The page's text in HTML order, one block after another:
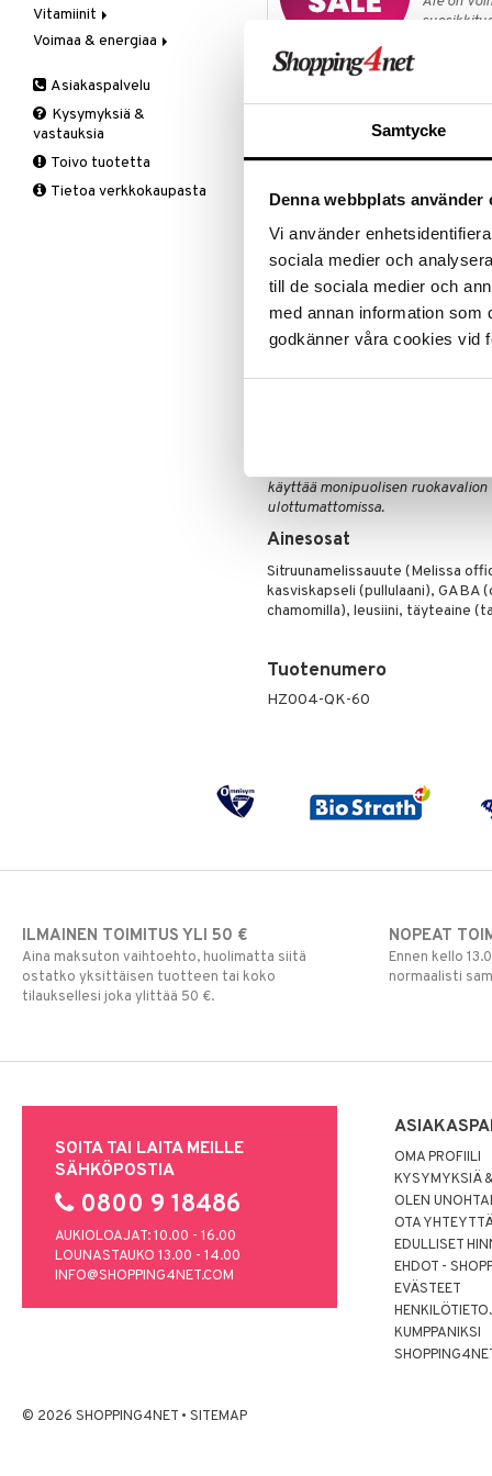
Samtycke
Denna webbplats använder
Vi använder
sociala medier och
till de sociala medier och
med annan information som
godkänner våra cookies vid
suositellaan otettavaksi illalla.
Sisältö:
GABA
Sitruunamelissa
Kamomilla
L-teaniini
Leusiini
Sitruunamelissa edistää
käyttää monipuolisen
ulottumattomissa.
Ainesosat
Sitruunamelissauute (Melissa
kasviskapseli (pullulaani), GABA
chamomilla), leusiini, täyteaine
Tuotenumero
HZ004-QK-60
Verisuonia vahvistavat
Kivunlievitys
Muuta
Juomat
Kuidut
Ruuansulatus
Suolisto
C-vitamiini
Estävä & helpottava
Muut
Valkosipuli
Yskään
Vitamiinit
A, D, E & K
B-vitamiinit
C-vitamiinit
Miehet
Multimineraalit
Voimaa & energiaa
Muut
Q-10
Schizandra
Suorituskyky
Asiakaspalvelu
Kysymyksiä &
vastauksia
Toivo tuotetta
Tietoa verkkokaupasta
ILMAINEN TOIMITUS YLI 50 €
Aina maksuton vaihtoehto, huolimatta siitä
ostatko yksittäisen tuotteen tai koko
tilauksellesi joka ylittää 50 €.
NOPEAT
Ennen kello
normaalisti
SOITA TAI LAITA MEILLE
SÄHKÖPOSTIA
0800 9 18486
AUKIOLOAJAT: 10.00 - 16.00
LOUNASTAUKO 13.00 - 14.00
INFO@SHOPPING4NET.COM
OMA PROFIILI
KYSYMYKSIÄ
OLEN
OTA
EDULLISET
EHDOT -
EVÄSTEET
KUMPPANIKSI
© 2026 SHOPPING4NET • SITEMAP